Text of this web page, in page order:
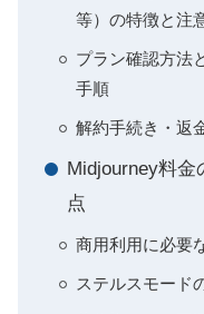
等）の特徴と注
プラン確認方法
手順
解約手続き・返
Midjourney料金
点
商用利用に必要
ステルスモード